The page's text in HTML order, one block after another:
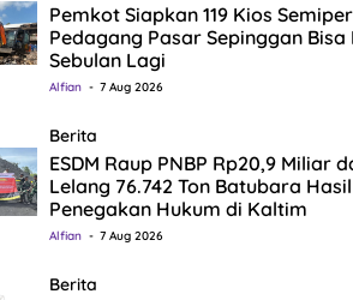
Pemkot Siapkan 119 Kios
Pedagang Pasar Sepinggan Bisa
Sebulan Lagi
Alfian 7 Aug 2026
Berita
ESDM Raup PNBP Rp20,9 Miliar
Lelang 76.742 Ton Batubara Hasil
Penegakan Hukum di Kaltim
Alfian 7 Aug 2026
Berita